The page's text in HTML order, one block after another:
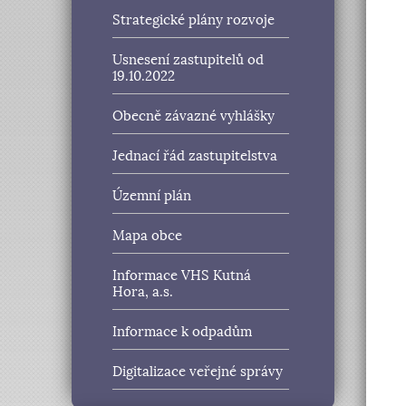
Strategické plány rozvoje
Usnesení zastupitelů od
19.10.2022
Obecně závazné vyhlášky
Jednací řád zastupitelstva
Územní plán
Mapa obce
Informace VHS Kutná
Hora, a.s.
Informace k odpadům
Digitalizace veřejné správy